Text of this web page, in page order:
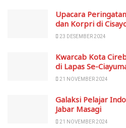
Upacara
dan Korpri di
23 DESEMBER 2024
Kwarcab Kota
di Lapas Se-
21 NOVEMBER 2024
Galaksi Pelajar
Jabar Masagi
21 NOVEMBER 2024